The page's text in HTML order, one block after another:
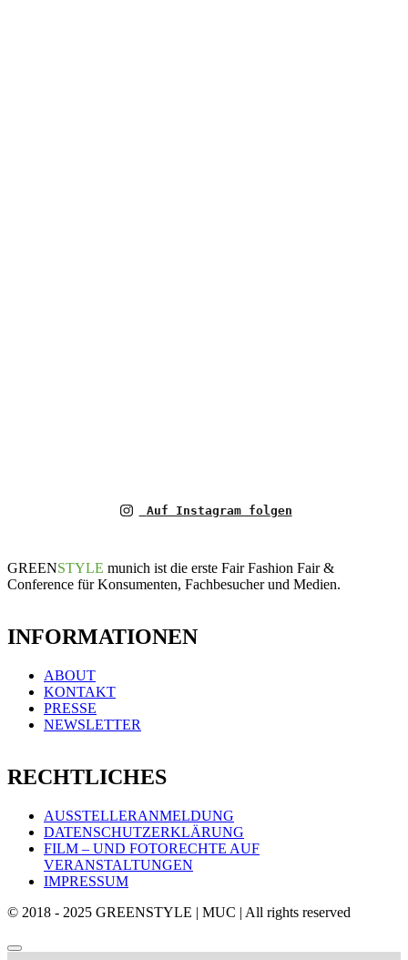
Auf Instagram folgen
GREENSTYLE munich ist die erste Fair Fashion Fair &
Conference für Konsumenten, Fachbesucher und Medien.
INFORMATIONEN
ABOUT
KONTAKT
PRESSE
NEWSLETTER
RECHTLICHES
AUSSTELLERANMELDUNG
DATENSCHUTZERKLÄRUNG
FILM – UND FOTORECHTE AUF
VERANSTALTUNGEN
IMPRESSUM
© 2018 - 2025 GREENSTYLE | MUC | All rights reserved